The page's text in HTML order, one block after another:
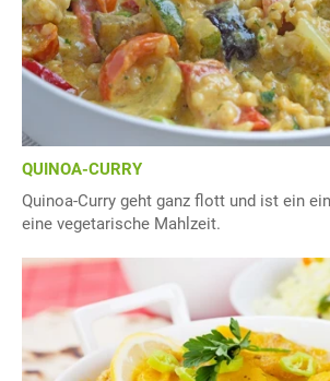
QUINOA-CURRY
Quinoa-Curry geht ganz flott und ist ein
eine vegetarische Mahlzeit.